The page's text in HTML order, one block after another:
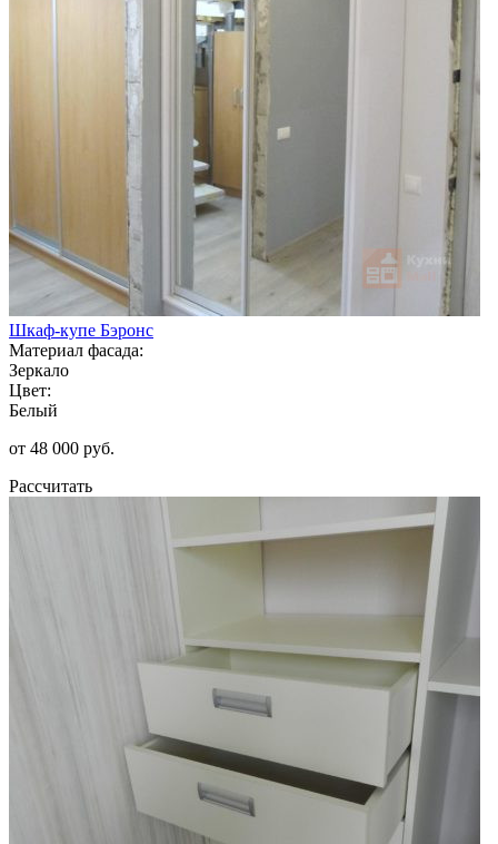
Шкаф-купе Бэронс
Материал фасада:
Зеркало
Цвет:
Белый
от 48 000 руб.
Рассчитать